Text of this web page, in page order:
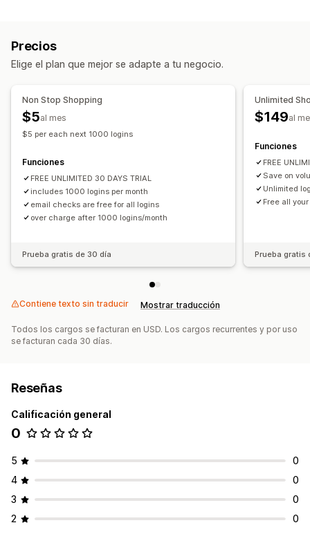
Precios
Elige el plan que mejor se adapte a tu negocio.
Non Stop Shopping
$5al mes
$5 per each next 1000 logins
Funciones
FREE UNLIMITED 30 DAYS TRIAL
includes 1000 logins per month
email checks are free for all logins
over charge after 1000 logins/month
Prueba gratis de 30 día
Unlimited
$149al
Funciones
FREE
Save on
Unlimited
Free all
Prueba gratis
Contiene texto sin traducir Mostrar traducción
Todos los cargos se facturan en USD. Los cargos recurrentes y por uso
se facturan cada 30 días.
Reseñas
Calificación general
0
5
0
4
0
3
0
2
0